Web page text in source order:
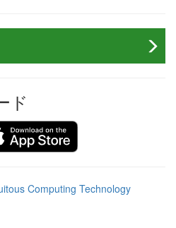
ド
Computing Technology